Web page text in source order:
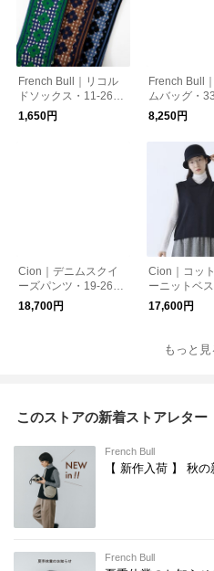
French Bull｜リコル
ドソックス・11-2625
9
1,650円
French Bull
ムバッグ・
8,250円
Cion｜デニムスクイ
ーズパンツ・19-2625
6
18,700円
Cion｜コッ
ーニットベス
6266
17,600円
もっと見
このストアの新着ストアレター
French Bull
【 新作入荷 】 秋
French Bull